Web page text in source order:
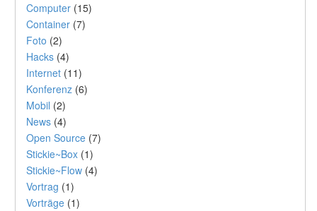
Computer (15)
Container (7)
Foto (2)
Hacks (4)
Internet (11)
Konferenz (6)
Mobil (2)
News (4)
Open Source (7)
Stickie~Box (1)
Stickie~Flow (4)
Vortrag (1)
Vorträge (1)